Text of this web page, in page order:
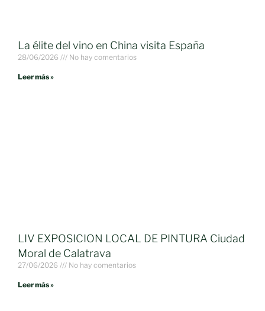
La élite del vino en China visita España
28/06/2026 No hay comentarios
Leer más »
LIV EXPOSICION LOCAL DE PINTURA Ciudad
Moral de Calatrava
27/06/2026 No hay comentarios
Leer más »